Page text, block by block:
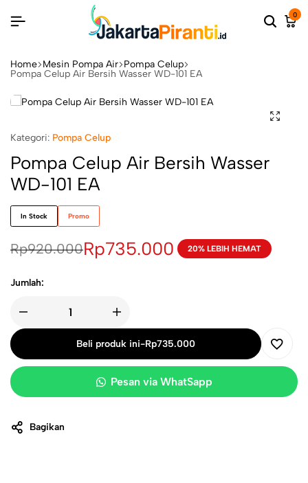
0
Home Mesin Pompa Air Pompa Celup
Pompa Celup Air Bersih Wasser WD-101 EA
Kategori: Pompa Celup
Pompa Celup Air Bersih Wasser
WD-101 EA
In Stock Promo
Rp920.000Rp735.000 20% LEBIH HEMAT
Jumlah:
Beli produk ini-Rp735.000
Pesan via WhatSapp
Bagikan